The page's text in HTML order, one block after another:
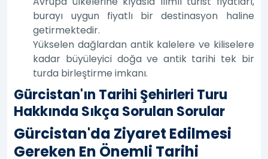
burayı uygun fiyatlı bir destinasyon haline
getirmektedir.
Yükselen dağlardan antik kalelere ve kiliselere
kadar büyüleyici doğa ve antik tarihi tek bir
turda birleştirme imkanı.
Gürcistan'ın Tarihi Şehirleri Turu
Hakkında Sıkça Sorulan Sorular
Gürcistan'da Ziyaret Edilmesi
Gereken En Önemli Tarihi